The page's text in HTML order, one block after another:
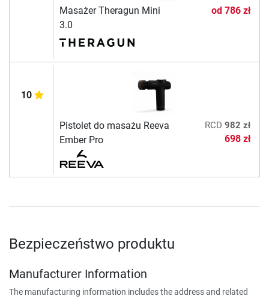
Masażer Theragun Mini
3.0
od 786 zł
10
Pistolet do masażu Reeva
Ember Pro
RCD 982 zł
698 zł
Bezpieczeństwo produktu
Manufacturer Information
The manufacturing information includes the address and related